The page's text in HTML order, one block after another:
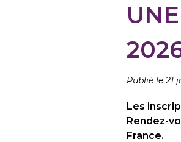
Publié le 21
Les
Rendez-
France.